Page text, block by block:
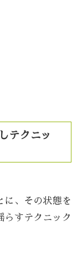
テクニッ
に、その状態を
らすテクニック